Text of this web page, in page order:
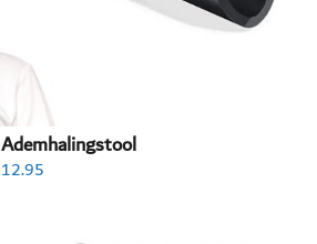
Ademhalingstool
12.95